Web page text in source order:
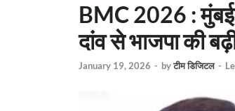
BMC 2026 : मुंबई
दांव से भाजपा की
January 19, 2026 - byटीम डिजिटल -